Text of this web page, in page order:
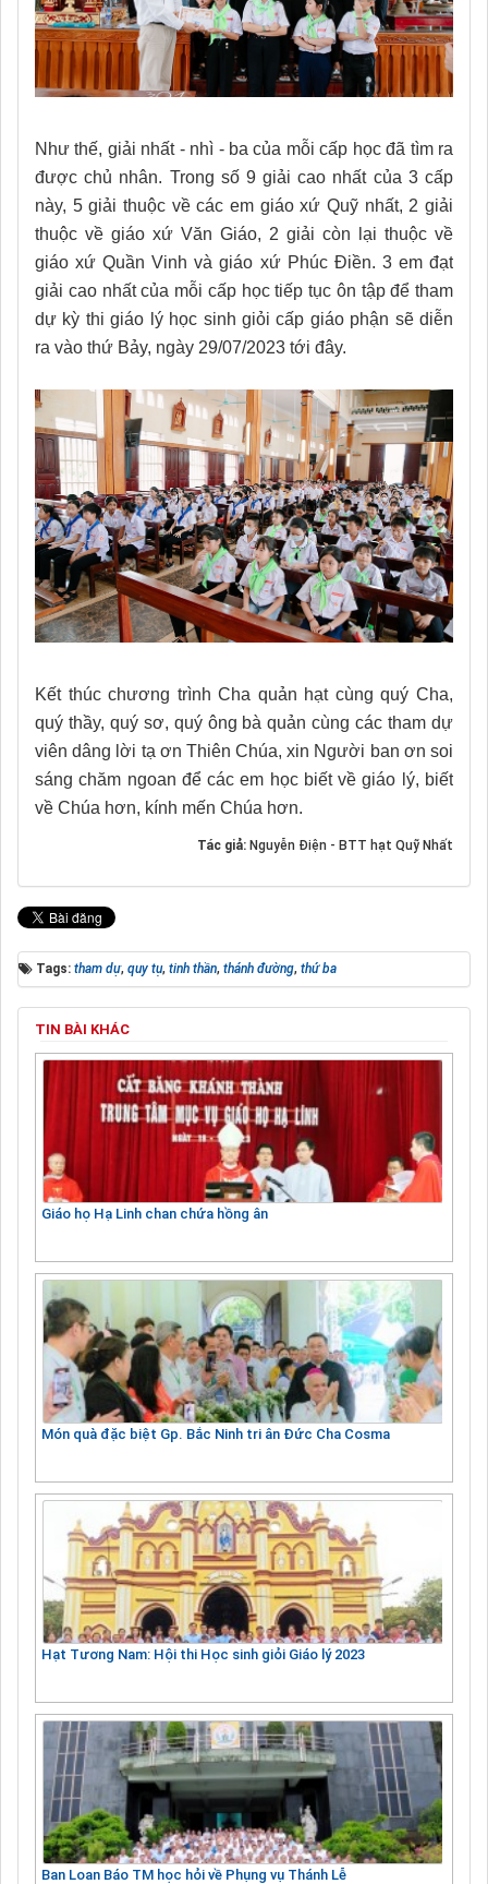
Như thế, giải nhất - nhì - ba của mỗi cấp học đã tìm ra
được chủ nhân. Trong số 9 giải cao nhất của 3 cấp
này, 5 giải thuộc về các em giáo xứ Quỹ nhất, 2 giải
thuộc về giáo xứ Văn Giáo, 2 giải còn lại thuộc về
giáo xứ Quần Vinh và giáo xứ Phúc Điền. 3 em đạt
giải cao nhất của mỗi cấp học tiếp tục ôn tập để tham
dự kỳ thi giáo lý học sinh giỏi cấp giáo phận sẽ diễn
ra vào thứ Bảy, ngày 29/07/2023 tới đây.
Kết thúc chương trình Cha quản hạt cùng quý Cha,
quý thầy, quý sơ, quý ông bà quản cùng các tham dự
viên dâng lời tạ ơn Thiên Chúa, xin Người ban ơn soi
sáng chăm ngoan để các em học biết về giáo lý, biết
về Chúa hơn, kính mến Chúa hơn.
Tác giả: Nguyễn Điện - BTT hạt Quỹ Nhất
Tags: tham dự, quy tụ, tinh thần, thánh đường, thứ ba
TIN BÀI KHÁC
Giáo họ Hạ Linh chan chứa hồng ân
Món quà đặc biệt Gp. Bắc Ninh tri ân Đức Cha Cosma
Hạt Tương Nam: Hội thi Học sinh giỏi Giáo lý 2023
Ban Loan Báo TM học hỏi về Phụng vụ Thánh Lễ